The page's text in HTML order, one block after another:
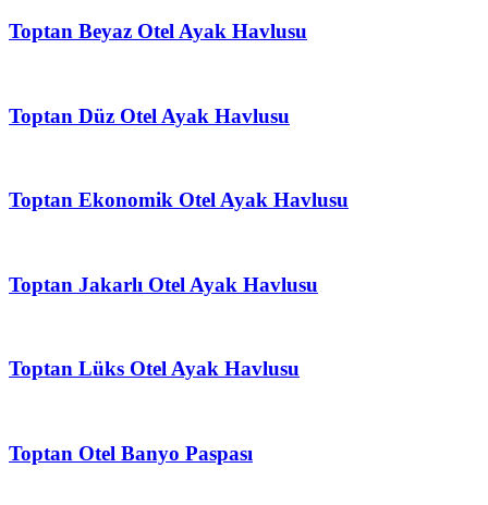
Toptan Beyaz Otel Ayak Havlusu
Toptan Düz Otel Ayak Havlusu
Toptan Ekonomik Otel Ayak Havlusu
Toptan Jakarlı Otel Ayak Havlusu
Toptan Lüks Otel Ayak Havlusu
Toptan Otel Banyo Paspası